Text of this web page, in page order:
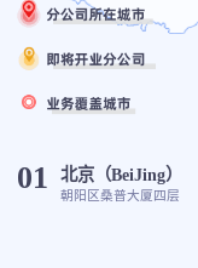
01 北京（BeiJing）
朝阳区桑普大厦四层